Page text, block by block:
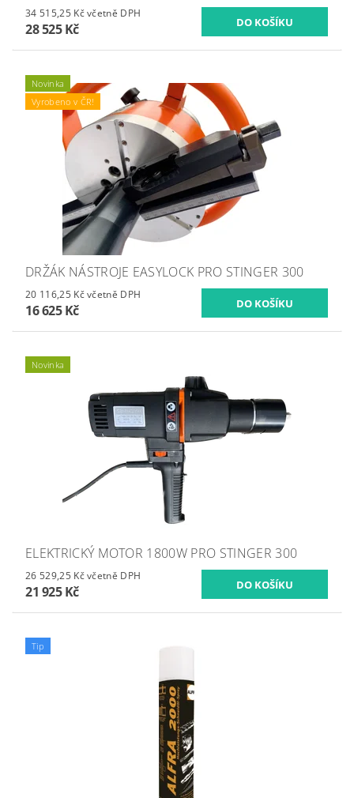
34 515,25 Kč včetně DPH
28 525 Kč
Novinka
Vyrobeno v ČR!
DRŽÁK NÁSTROJE EASYLOCK PRO STINGER 300
20 116,25 Kč včetně DPH
16 625 Kč
Novinka
ELEKTRICKÝ MOTOR 1800W PRO STINGER 300
26 529,25 Kč včetně DPH
21 925 Kč
Tip